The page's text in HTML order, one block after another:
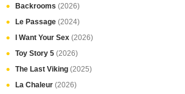
Backrooms (2026)
Le Passage (2024)
I Want Your Sex (2026)
Toy Story 5 (2026)
The Last Viking (2025)
La Chaleur (2026)